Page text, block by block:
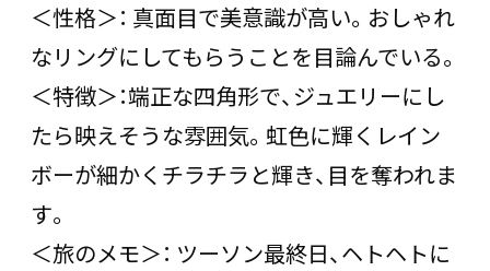
＜性格＞： 真面目で美意識が高い。おしゃれ
なリングにしてもらうことを目論んでいる。
＜特徴＞：端正な四角形で、ジュエリーにし
たら映えそうな雰囲気。虹色に輝くレイン
ボーが細かくチラチラと輝き、目を奪われま
す。
＜旅のメモ＞： ツーソン最終日、ヘトヘトに